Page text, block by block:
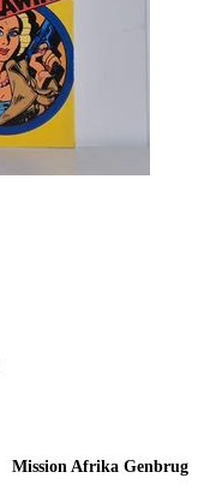
Mission Afrika Genbrug